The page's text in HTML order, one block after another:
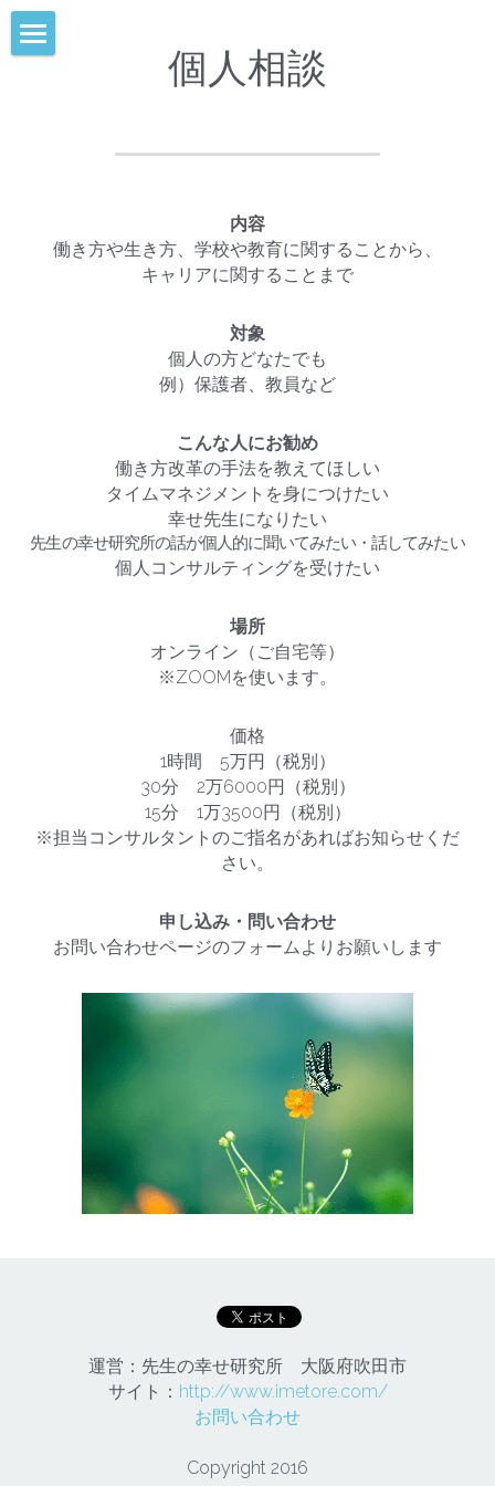
地域保護者との協働
個人相談
English
個人相談
内容
働き方や生き方、学校や教育に関することから、
キャリアに関することまで
対象
個人の方どなたでも
例）保護者、教員など
こんな人にお勧め
働き方改革の手法を教えてほしい
タイムマネジメントを身につけたい
幸せ先生になりたい
先生の幸せ研究所の話が個人的に聞いてみたい・話してみたい
個人コンサルティングを受けたい
場所
オンライン（ご自宅等）
※ZOOMを使います。
価格
1時間　5万円（税別）
30分　2万6000円（税別）
15分　1万3500円（税別）
※担当コンサルタントのご指名があればお知らせくだ
さい。
申し込み・問い合わせ
お問い合わせページのフォームよりお願いします
運営：先生の幸せ研究所　大阪府吹田市
サイト： http://www.imetore.com/
お問い合わせ
Copyright 2016